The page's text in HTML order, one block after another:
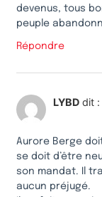
devenus, tous
peuple
Répondre
LYBD dit :
Aurore Berge
se doit d’être
son mandat. Il
aucun préjugé.